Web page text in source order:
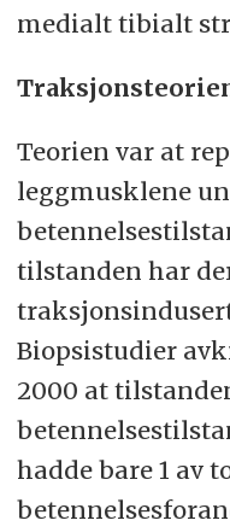
medialt tibialt
Teorien var at
leggmusklene
tilstanden har
Biopsistudier
2000 at
hadde bare 1 av